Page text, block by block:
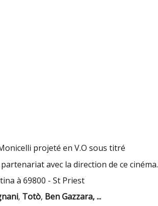
projeté en V.O sous titré
avec la direction de ce cinéma.
à 69800 - St Priest
, Totò, Ben Gazzara, ...